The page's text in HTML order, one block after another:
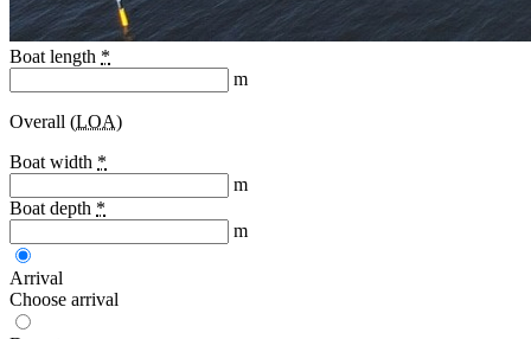
Boat length *
m
Overall (LOA)
Boat width *
m
Boat depth *
m
Arrival
Choose arrival